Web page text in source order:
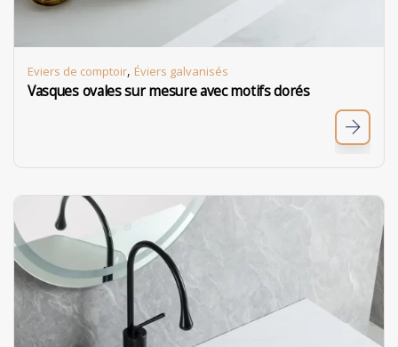
Eviers de comptoir, Éviers galvanisés
Vasques ovales sur mesure avec motifs dorés